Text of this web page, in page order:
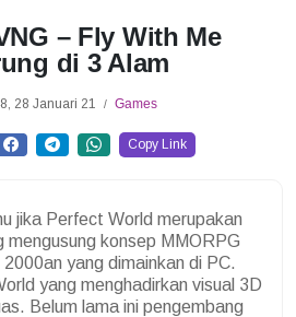
– Fly With Me
di 3 Alam
28 Januari 21 / Games
Copy Link
jika Perfect World merupakan
mengusung konsep MMORPG
yang dimainkan di PC.
yang menghadirkan visual 3D
Belum lama ini pengembang